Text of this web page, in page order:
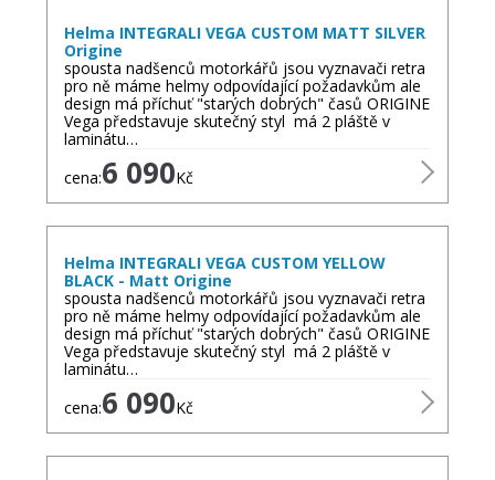
Helma INTEGRALI VEGA CUSTOM MATT SILVER
Origine
spousta nadšenců motorkářů jsou vyznavači retra
pro ně máme helmy odpovídající požadavkům ale
design má příchuť "starých dobrých" časů ORIGINE
Vega představuje skutečný styl má 2 pláště v
laminátu…
cena:6 090Kč
Helma INTEGRALI VEGA CUSTOM YELLOW
BLACK - Matt Origine
spousta nadšenců motorkářů jsou vyznavači retra
pro ně máme helmy odpovídající požadavkům ale
design má příchuť "starých dobrých" časů ORIGINE
Vega představuje skutečný styl má 2 pláště v
laminátu…
cena:6 090Kč